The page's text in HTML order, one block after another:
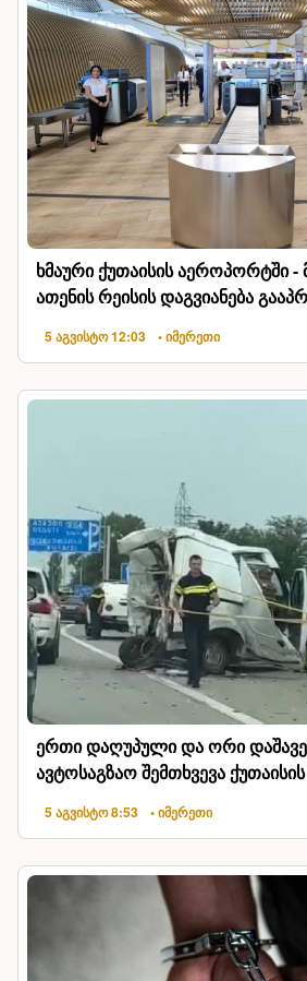
ხმაური ქუთაისის აეროპორტში -
ათენის რეისის დაგვიანება
5 აგვისტო 12:03 • იმერეთი
ერთი დაღუპული და ორი
ავტოსაგზაო შემთხვევა
5 აგვისტო 8:53 • იმერეთი